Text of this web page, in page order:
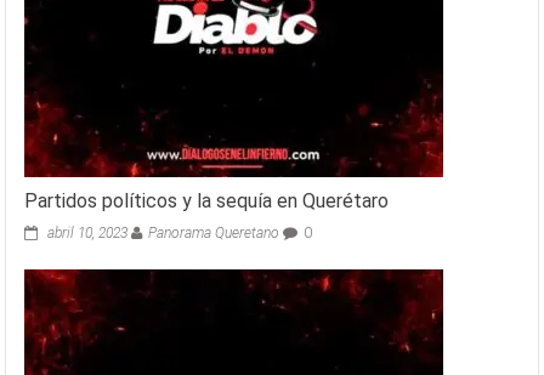
Partidos políticos y la sequía en Querétaro
abril 10, 2023 Panorama Queretano 0